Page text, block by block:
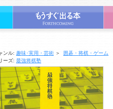
ンル: 趣味･実用・芸術 ＞
囲碁・将棋・ゲーム
ーズ: 最強将棋塾